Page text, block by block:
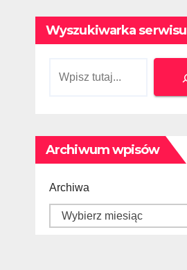
Wyszukiwarka serwisu
Szukaj
Archiwum wpisów
Archiwa